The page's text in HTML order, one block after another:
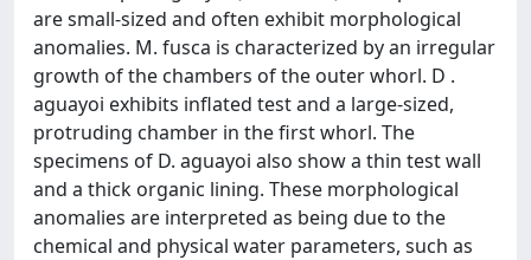
are small-sized and often exhibit morphological
anomalies. M. fusca is characterized by an irregular
growth of the chambers of the outer whorl. D .
aguayoi exhibits inflated test and a large-sized,
protruding chamber in the first whorl. The
specimens of D. aguayoi also show a thin test wall
and a thick organic lining. These morphological
anomalies are interpreted as being due to the
chemical and physical water parameters, such as